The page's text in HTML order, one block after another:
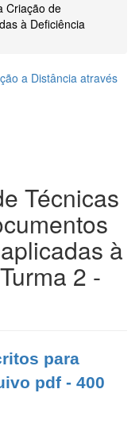
Criação de
à Deficiência
a Distância através
Técnicas
à
2 -
para
pdf - 400